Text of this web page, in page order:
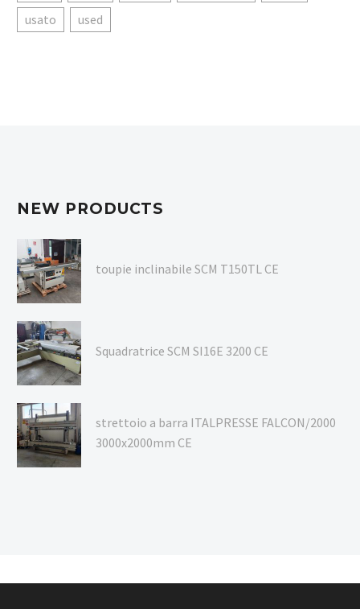
usato
used
NEW PRODUCTS
toupie inclinabile SCM T150TL CE
Squadratrice SCM SI16E 3200 CE
strettoio a barra ITALPRESSE FALCON/2000
3000x2000mm CE